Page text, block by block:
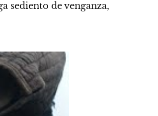
sediento de venganza,